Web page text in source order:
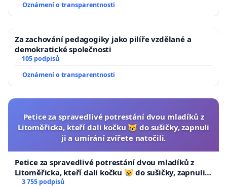
Oznámení o transparentnosti
Za zachování pedagogiky jako pilíře vzdělané a
demokratické společnosti
105 podpisů
Oznámení o transparentnosti
Petice za spravedlivé potrestání dvou mladíků z
Litoměřicka, kteří dali kočku 😿 do sušičky, zapnuli
ji a umírání zvířete natočili.
Petice za spravedlivé potrestání dvou mladíků z
Litoměřicka, kteří dali kočku 😿 do sušičky, zapnuli ji
a umírání zvířete natočili.
3 755 podpisů